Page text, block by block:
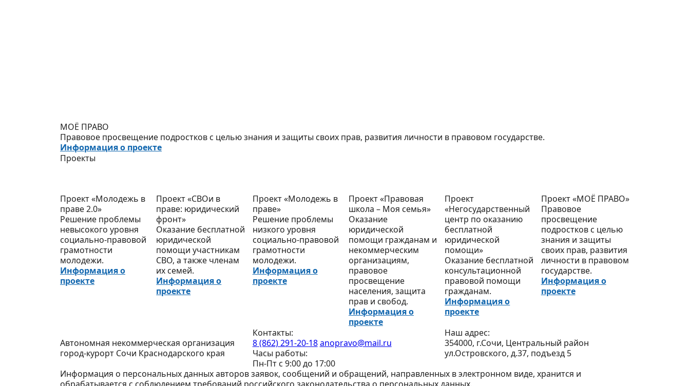
МОЁ ПРАВО
Правовое просвещение подростков с целью знания и защиты своих прав, развития личности в правовом государстве.
Информация о проекте
Проекты
Проект «Молодежь в
праве 2.0»
Решение проблемы
невысокого уровня
социально-правовой
грамотности
молодежи.
Информация о
проекте
Проект «СВОи в
праве: юридический
фронт»
Оказание бесплатной
юридической
помощи участникам
СВО, а также членам
их семей.
Информация о
проекте
Проект «Молодежь в
праве»
Решение проблемы
низкого уровня
социально-правовой
грамотности
молодежи.
Информация о
проекте
Проект «Правовая
школа – Моя семья»
Оказание
юридической
помощи гражданам и
некоммерческим
организациям,
правовое
просвещение
населения, защита
прав и свобод.
Информация о
проекте
Проект
«Негосударственный
центр по оказанию
бесплатной
юридической
помощи»
Оказание бесплатной
консультационной
правовой помощи
гражданам.
Информация о
проекте
Проект «МОЁ ПРАВО»
Правовое
просвещение
подростков с целью
знания и защиты
своих прав, развития
личности в правовом
государстве.
Информация о
проекте
Автономная некоммерческая организация
город-курорт Сочи Краснодарского края
Контакты:
8 (862) 291-20-18anopravo@mail.ru
Часы работы:
Пн-Пт с 9:00 до 17:00
Наш адрес:
354000, г.Сочи, Центральный район
ул.Островского, д.37, подъезд 5
Информация о персональных данных авторов заявок, сообщений и обращений, направленных в электронном виде, хранится и